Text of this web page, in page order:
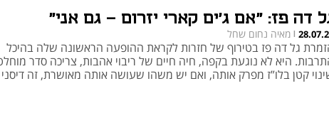
דה פז: "אם ג'ים קארי יזרום – גם אני"
| מאיה נחום שחל
גל דה פז בטירוף של חזרות לקראת ההופעה הראשונה שלה בהיכל
היא לא נוגעת בקפה, חיה חיים של ריבוי אהבות, צריכה סדר
קטן בלו”ז מפרק אותה, ואם יש משהו שעושה אותה מאושרת, זה דיסני